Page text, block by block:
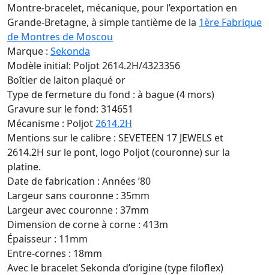
Montre-bracelet, mécanique, pour l’exportation en
Grande-Bretagne, à simple tantième de la 1ère Fabrique
de Montres de Moscou
Marque : Sekonda
Modèle initial: Poljot 2614.2H/4323356
Boîtier de laiton plaqué or
Type de fermeture du fond : à bague (4 mors)
Gravure sur le fond: 314651
Mécanisme : Poljot2614.2H
Mentions sur le calibre : SEVETEEN 17 JEWELS et
2614.2H sur le pont, logo Poljot (couronne) sur la
platine.
Date de fabrication : Années ’80
Largeur sans couronne : 35mm
Largeur avec couronne : 37mm
Dimension de corne à corne : 413m
Épaisseur : 11mm
Entre-cornes : 18mm
Avec le bracelet Sekonda d’origine (type filoflex)